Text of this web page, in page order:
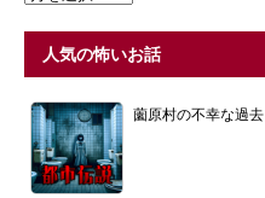
人気の怖いお話
薗原村の不幸な過去